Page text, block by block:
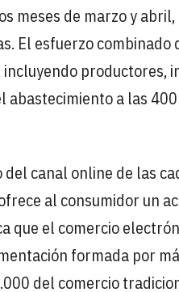
meses de marzo y
El esfuerzo
productores,
abastecimiento a las
canal online de las
al consumidor un
que el comercio
formada por
del comercio